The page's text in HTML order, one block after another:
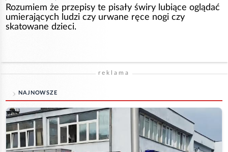
Rozumiem że przepisy te pisały świry lubiące oglądać
umierających ludzi czy urwane ręce nogi czy
skatowane dzieci.
reklama
NAJNOWSZE